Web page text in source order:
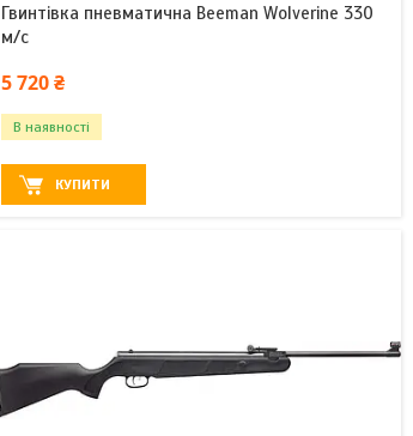
Гвинтівка пневматична Beeman Wolverine 330
м/с
5 720 ₴
В наявності
КУПИТИ